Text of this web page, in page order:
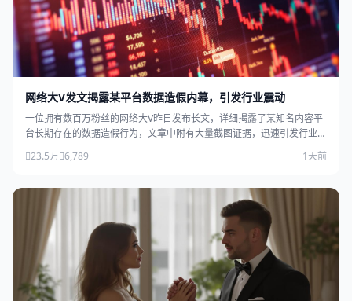
网络大V发文揭露某平台数据造假内幕，引发行业震动
一位拥有数百万粉丝的网络大V昨日发布长文，详细揭露了某知名内容平
台长期存在的数据造假行为，文章中附有大量截图证据，迅速引发行业广
23.5万 6,789 1天前